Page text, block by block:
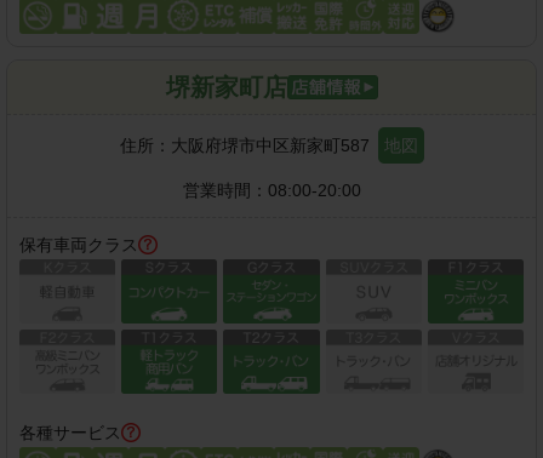
堺新家町店
住所： 大阪府堺市中区新家町587 地図
営業時間： 08:00-20:00
保有車両クラス
各種サービス